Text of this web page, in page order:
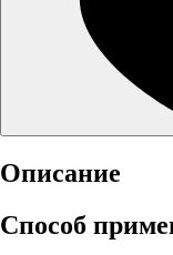
Описание
Способ